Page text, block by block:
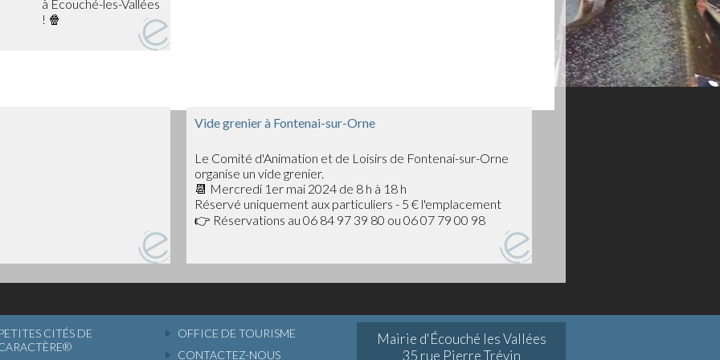
entre amis et soutenir les
clôturer en beauté cette
Guys, un film
Vide grenier à Fontenai-sur-Orne
Le Comité d'Animation et de Loisirs de Fontenai-sur-Orne
organise un vide grenier.
📆 Mercredi 1er mai 2024 de 8 h à 18 h
Réservé uniquement aux particuliers - 5 € l'emplacement
👉 Réservations au 06 84 97 39 80 ou 06 07 79 00 98
PETITES CITÉS DE
OFFICE DE TOURISME
CONTACTEZ-NOUS
Mairie d'Écouché les Vallées
35 rue Pierre Trévin